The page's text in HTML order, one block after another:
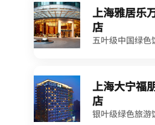
上海雅居乐
店
五叶级中国绿色
上海大宁福
店
银叶级绿色旅游